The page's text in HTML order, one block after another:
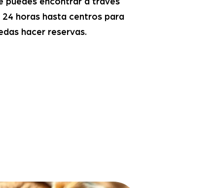
horas hasta centros para
hacer reservas.